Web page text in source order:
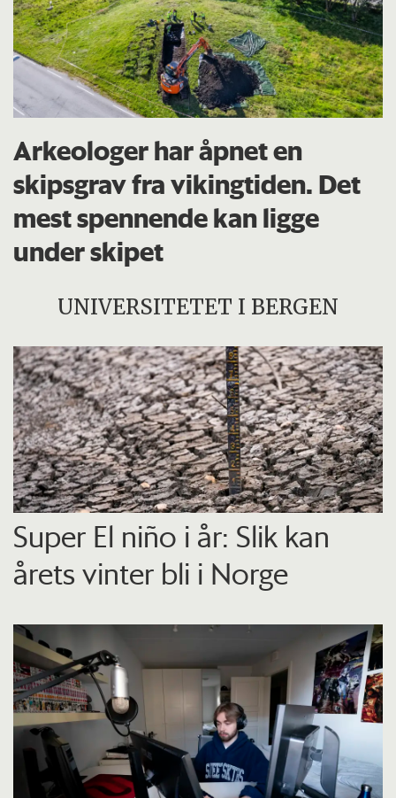
Arkeologer har åpnet en
skipsgrav fra vikingtiden. Det
mest spennende kan ligge
under skipet
UNIVERSITETET I BERGEN
Super El niño i år: Slik kan
årets vinter bli i Norge